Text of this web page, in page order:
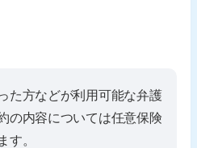
た方などが利用可能な弁護
の内容については任意保険
す。